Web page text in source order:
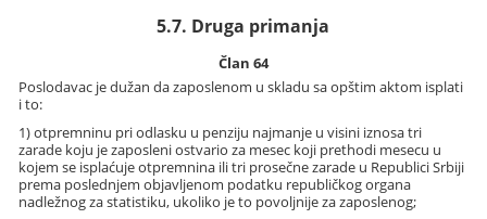
5.7. Druga primanja
Član 64
Poslodavac je dužan da zaposlenom u skladu sa opštim aktom isplati
i to:
1) otpremninu pri odlasku u penziju najmanje u visini iznosa tri
zarade koju je zaposleni ostvario za mesec koji prethodi mesecu u
kojem se isplaćuje otpremnina ili tri prosečne zarade u Republici Srbiji
prema poslednjem objavljenom podatku republičkog organa
nadležnog za statistiku, ukoliko je to povoljnije za zaposlenog;